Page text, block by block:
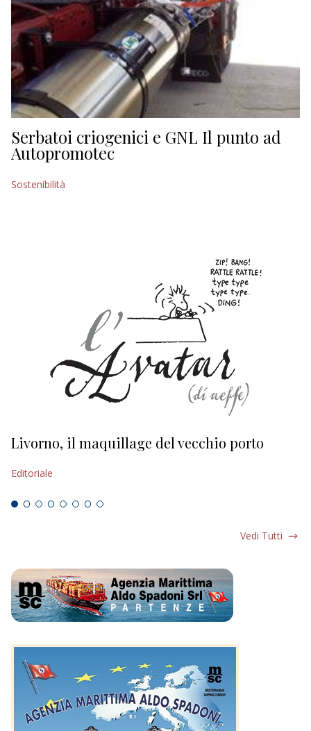
Serbatoi criogenici e GNL Il punto ad
Autopromotec
Sostenibilità
Livorno, il maquillage del vecchio porto
Editoriale
Vedi Tutti